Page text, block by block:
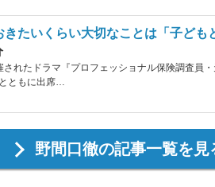
たいくらい大切なことは「子ども
れたドラマ『プロフェッショナル保険調査員
ともに出席…
野間口徹の記事一覧を見